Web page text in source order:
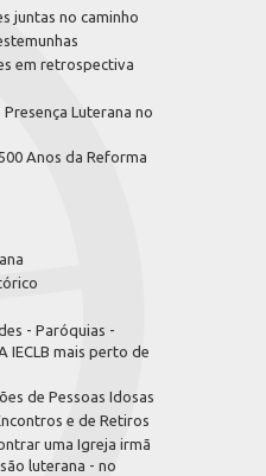
juntas no caminho
em retrospectiva
Presença Luterana no
Anos da Reforma
- Paróquias -
IECLB mais perto de
de Pessoas Idosas
e de Retiros
uma Igreja irmã
luterana - no